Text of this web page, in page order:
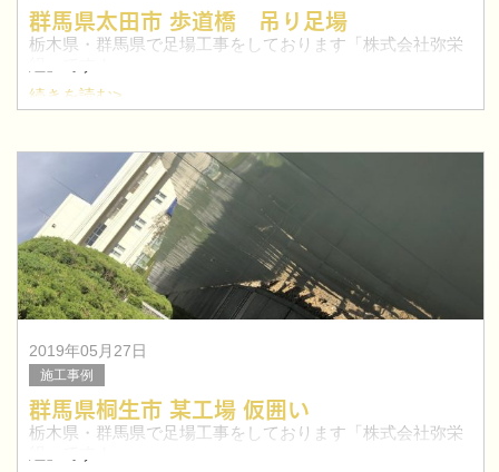
群馬県太田市 歩道橋 吊り足場
栃木県・群馬県で足場工事をしております「株式会社弥栄
今回は、群馬県太田市にて歩道橋の吊り足場工事を行いま
太田市を中心に群馬県で鳶職人を目指したい方！求人特集
はこちらへ≫
続きを読む>
2019年05月27日
施工事例
群馬県桐生市 某工場 仮囲い
栃木県・群馬県で足場工事をしております「株式会社弥栄